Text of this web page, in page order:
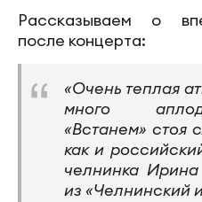
Рассказываем о
после концерта:
«Очень теплая
много
«Встанем» стоя
как и
челнинка
из «Челнинский